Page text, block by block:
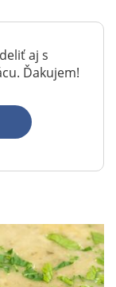
aj s
Ďakujem!